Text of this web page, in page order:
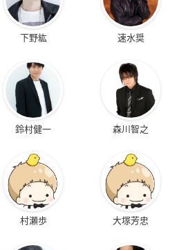
下野紘 速水奨
鈴村健一 森川智之
村瀬歩 大塚芳忠